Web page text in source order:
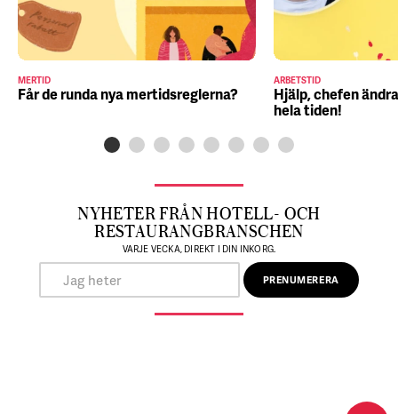
MERTID
Får de runda nya mertidsreglerna?
ARBETSTID
Hjälp, chefen
hela tiden!
NYHETER FRÅN HOTELL- OCH
RESTAURANGBRANSCHEN
VARJE VECKA, DIREKT I DIN INKORG.